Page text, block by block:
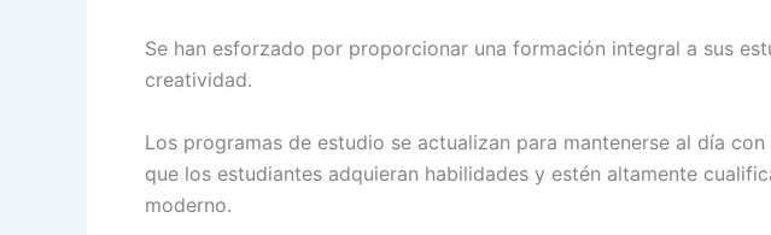
Se han esforzado por proporcionar una formación integral a sus
creatividad.
Los programas de estudio se actualizan para mantenerse al día
que los estudiantes adquieran habilidades y estén altamente
moderno.